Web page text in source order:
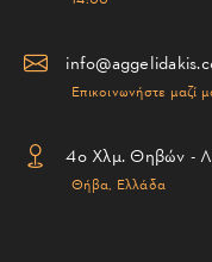
Επικοινωνήστε μαζί
4ο Χλμ. Θηβών -
Θήβα, Ελλάδα